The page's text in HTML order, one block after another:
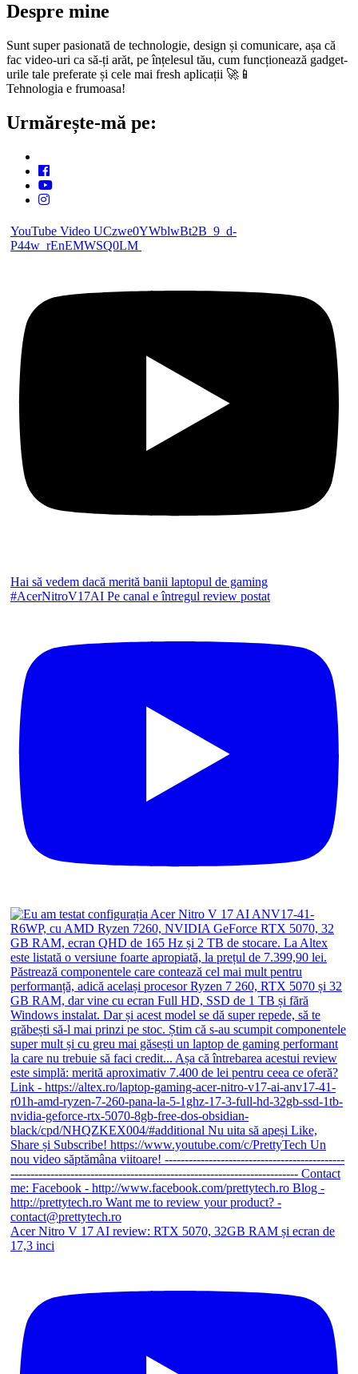
Despre mine
Sunt super pasionată de technologie, design și comunicare, așa că
fac video-uri ca să-ți arăt, pe înțelesul tău, cum funcționează gadget-
urile tale preferate și cele mai fresh aplicații 🚀📱
Tehnologia e frumoasa!
Urmărește-mă pe:
YouTube Video UCzwe0YWblwBt2B_9_d-
P44w_rEnEMWSQ0LM
Hai să vedem dacă merită banii laptopul de gaming
#AcerNitroV17AI Pe canal e întregul review postat
Acer Nitro V 17 AI review: RTX 5070, 32GB RAM și ecran de
17,3 inci